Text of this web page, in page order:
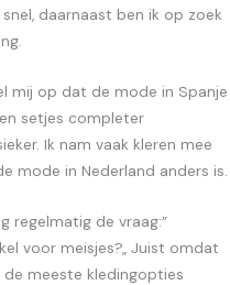
daarnaast ben ik op zoek
mij op dat de mode in Spanje
setjes completer
Ik nam vaak kleren mee
mode in Nederland anders is.
regelmatig de vraag:”
voor meisjes?,, Juist omdat
meeste kledingopties